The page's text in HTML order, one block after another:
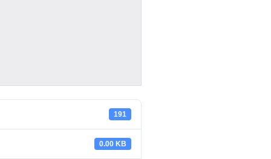
191
0.00 KB